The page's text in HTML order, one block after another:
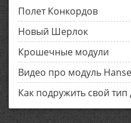
Полет Конкордов
Новый Шерлок
Крошечные модули
Видео про модуль
Как подружить свой тип